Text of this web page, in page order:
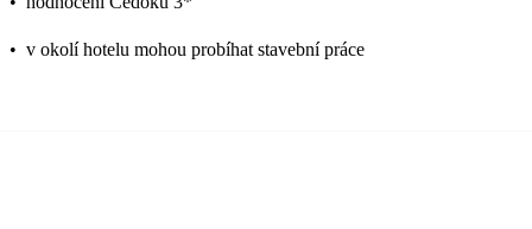
• v okolí hotelu mohou probíhat stavební práce